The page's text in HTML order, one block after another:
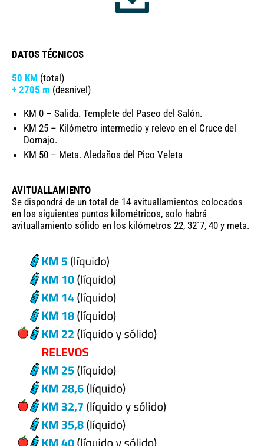
DATOS TÉCNICOS
50 KM (total)
+ 2705 m (desnivel)
KM 0 – Salida. Templete del Paseo del Salón.
KM 25 – Kilómetro intermedio y relevo en el Cruce del
Dornajo.
KM 50 – Meta. Aledaños del Pico Veleta
AVITUALLAMIENTO
Se dispondrá de un total de 14 avituallamientos colocados
en los siguientes puntos kilométricos, solo habrá
avituallamiento sólido en los kilómetros 22, 32´7, 40 y meta.